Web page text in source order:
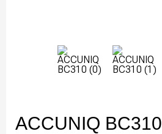
ACCUNIQ BC310